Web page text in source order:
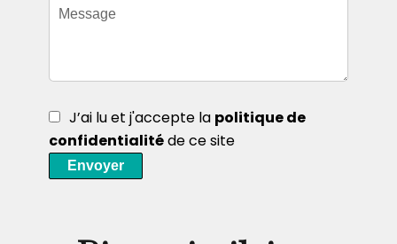
J’ai lu et j'accepte la politique de
confidentialitéde ce site
Envoyer